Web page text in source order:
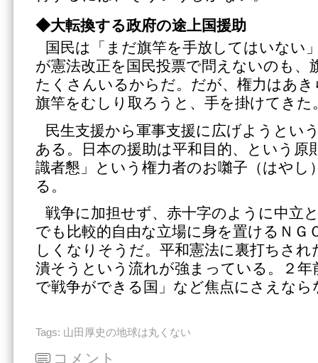
◆大転換する政府の途上国援助
国民は「まだ旗竿を手放してはいない
が憲法改正を国民投票で問えないのも、
たくさんいるからだ。だが、権力はあ
旗竿をむしり取ろうと、手を掛けてきた
民生支援から軍事支援に広げようとい
ある。日本の援助は平和目的、という原
識者懇」という権力者のお囃子（はやし
る。
戦争に加担せず、赤十字のように中立
でも比較的自由な立場に身を置けるＮＧ
しくなりそうだ。平和憲法に裏打ちさ
潰そうという流れが強まっている。２年
で戦争ができる国」など焦点にさえな
Tags: 山田厚史の地球は丸くない
コメント